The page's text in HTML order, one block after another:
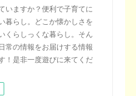
いますか？便利で子育てに
暮らし。どこか懐かしさを
くらしっくな暮らし。そん
常の情報をお届けする情報
！是非一度遊びに来てくだ